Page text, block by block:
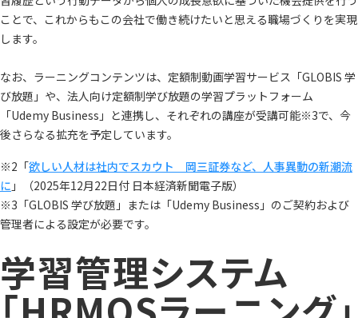
ことで、これからもこの会社で働き続けたいと思える職場づくりを実現
します。
なお、ラーニングコンテンツは、定額制動画学習サービス「GLOBIS 学
び放題」や、法人向け定額制学び放題の学習プラットフォーム
「Udemy Business」と連携し、それぞれの講座が受講可能※3で、今
後さらなる拡充を予定しています。
※2「欲しい人材は社内でスカウト 岡三証券など、人事異動の新潮流
に 」（2025年12月22日付 日本経済新聞電子版）
※3「GLOBIS 学び放題」または「Udemy Business」のご契約および
管理者による設定が必要です。
学習管理システム